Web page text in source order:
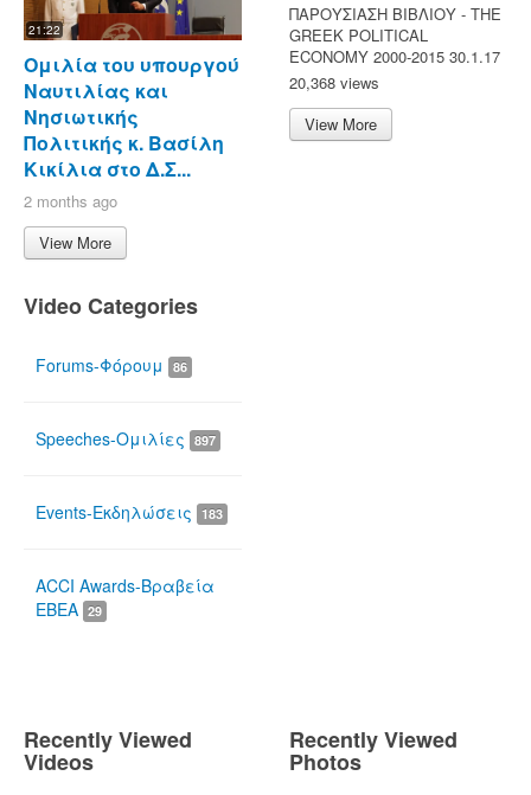
21:22
Ομιλία του υπουργού
Ναυτιλίας και
Νησιωτικής
Πολιτικής κ. Βασίλη
Κικίλια στο Δ.Σ...
2 months ago
View More
Video Categories
Forums-Φόρουμ 86
Speeches-Ομιλίες 897
Events-Εκδηλώσεις 183
ACCI Awards-Βραβεία
ΕΒΕΑ 29
ΠΑΡΟΥΣΙΑΣΗ ΒΙΒΛΙΟΥ - ΤΗΕ
GREEK POLITICAL
ECONOMY 2000-2015 30.1.17
20,368 views
View More
Recently Viewed
Videos
Recently Viewed
Photos